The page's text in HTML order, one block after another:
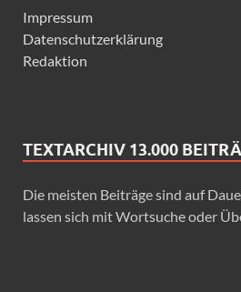
Impressum
Datenschutzerklärung
Redaktion
TEXTARCHIV 13.000
Die meisten Beiträge sind auf
lassen sich mit Wortsuche oder